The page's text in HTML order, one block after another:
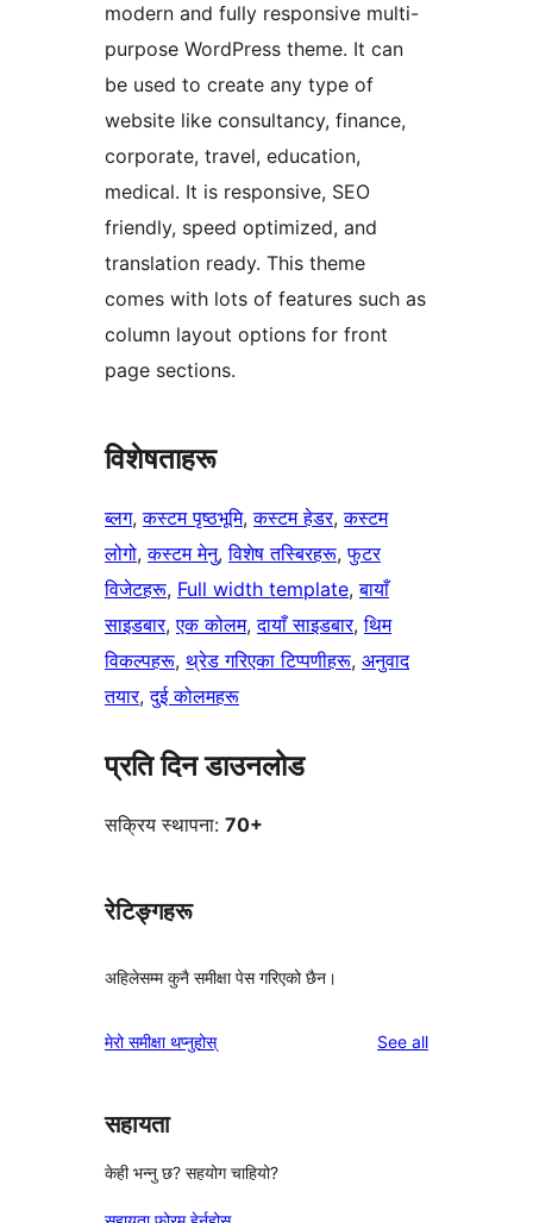
modern and fully responsive multi-
purpose WordPress theme. It can
be used to create any type of
website like consultancy, finance,
corporate, travel, education,
medical. It is responsive, SEO
friendly, speed optimized, and
translation ready. This theme
comes with lots of features such as
column layout options for front
page sections.
विशेषताहरू
ब्लग, कस्टम पृष्ठभूमि, कस्टम हेडर, कस्टम
लोगो, कस्टम मेनु, विशेष तस्बिरहरू, फुटर
विजेटहरू, Full width template, बायाँ
साइडबार, एक कोलम, दायाँ साइडबार, थिम
विकल्पहरू, थ्रेड गरिएका टिप्पणीहरू, अनुवाद
तयार, दुई कोलमहरू
प्रति दिन डाउनलोड
सक्रिय स्थापना: 70+
रेटिङ्गहरू
अहिलेसम्म कुनै समीक्षा पेस गरिएको छैन।
मेरो समीक्षा थप्नुहोस् See allreviews
सहायता
केही भन्नु छ? सहयोग चाहियो?